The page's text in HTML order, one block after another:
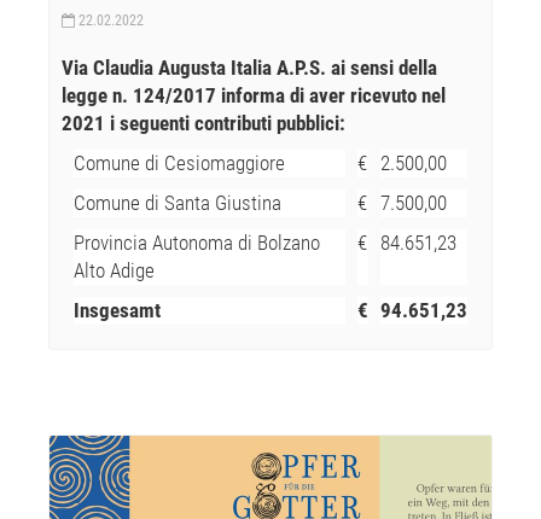
22.02.2022
Via Claudia Augusta Italia A.P.S. ai sensi della
legge n. 124/2017 informa di aver ricevuto nel
2021 i seguenti contributi pubblici:
Comune di Cesiomaggiore
€ 2.500,00
Comune di Santa Giustina
€ 7.500,00
Provincia Autonoma di Bolzano
Alto Adige
€ 84.651,23
Insgesamt € 94.651,23